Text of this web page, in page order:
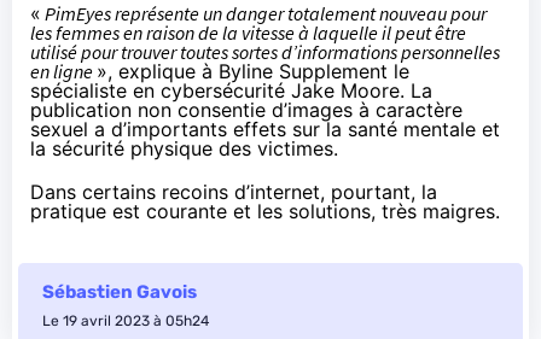
« PimEyes représente un danger totalement nouveau pour
les femmes en raison de la vitesse à laquelle il peut être
utilisé pour trouver toutes sortes d’informations personnelles
en ligne », explique à Byline Supplement le
spécialiste en cybersécurité Jake Moore. La
publication non consentie d’images à caractère
sexuel a d’importants effets sur la santé mentale et
la sécurité physique des victimes.
Dans certains recoins d’internet, pourtant, la
pratique est courante et les solutions, très maigres.
Sébastien Gavois
Le 19 avril 2023 à 05h24